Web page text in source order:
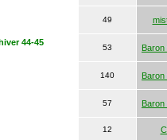
49
44-45
53
140
57
12